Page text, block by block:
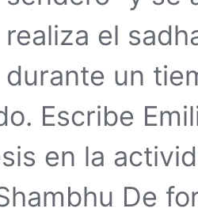
realiza el
durante un
Escribe
en la
De